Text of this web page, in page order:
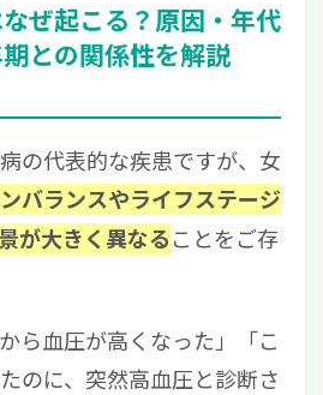
ぜ起こる？原因・年代
との関係性を解説
の代表的な疾患ですが、女
バランスやライフステージ
が大きく異なることをご存
ら血圧が高くなった」「こ
のに、突然高血圧と診断さ